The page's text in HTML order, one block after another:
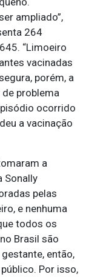
ampliado”,
264
“Limoeiro
vacinadas
porém, a
problema
ocorrido
a vacinação
a
Sonally
pelas
e nenhuma
todos os
Brasil são
então,
Por isso,